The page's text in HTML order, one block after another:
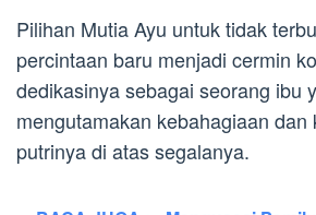
Pilihan Mutia Ayu untuk tidak
percintaan baru menjadi cermin
dedikasinya sebagai seorang ibu
mengutamakan kebahagiaan dan
putrinya di atas segalanya.